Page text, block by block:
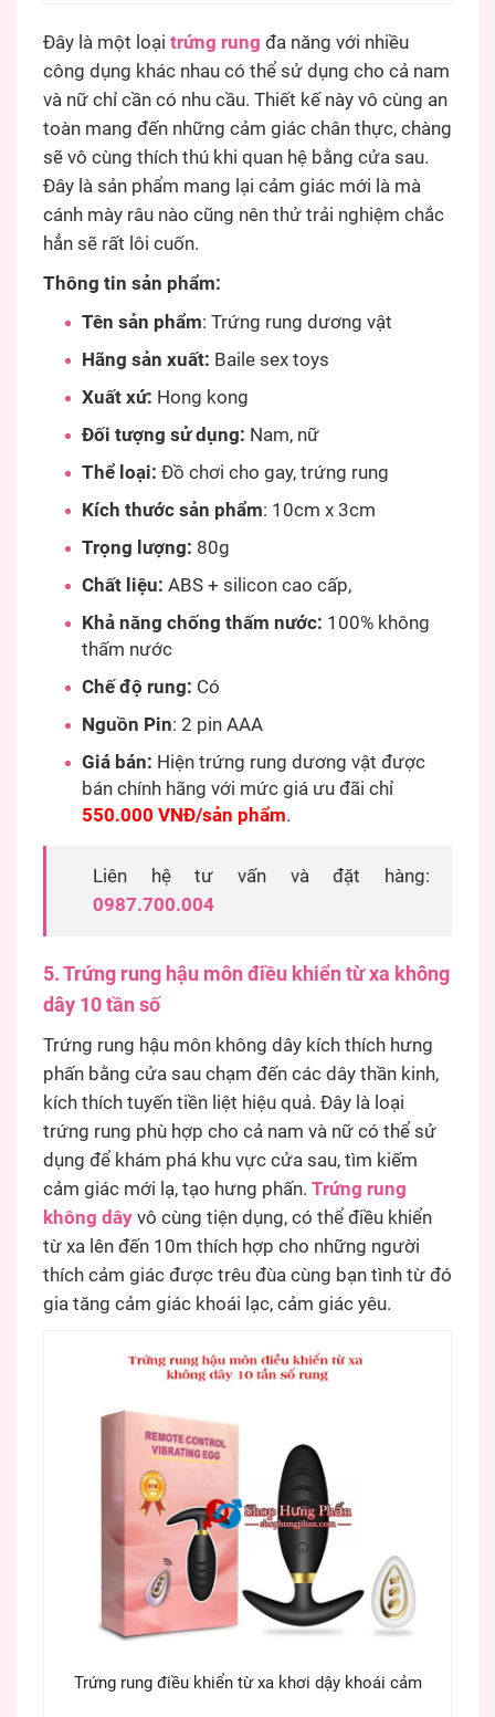
Đây là một loại trứng rung đa năng với nhiều
công dụng khác nhau có thể sử dụng cho cả nam
và nữ chỉ cần có nhu cầu. Thiết kế này vô cùng an
toàn mang đến những cảm giác chân thực, chàng
sẽ vô cùng thích thú khi quan hệ bằng cửa sau.
Đây là sản phẩm mang lại cảm giác mới là mà
cánh mày râu nào cũng nên thử trải nghiệm chắc
hẳn sẽ rất lôi cuốn.
Thông tin sản phẩm:
Tên sản phẩm: Trứng rung dương vật
Hãng sản xuất: Baile sex toys
Xuất xứ: Hong kong
Đối tượng sử dụng: Nam, nữ
Thể loại: Đồ chơi cho gay, trứng rung
Kích thước sản phẩm: 10cm x 3cm
Trọng lượng: 80g
Chất liệu: ABS + silicon cao cấp,
Khả năng chống thấm nước: 100% không
thấm nước
Chế độ rung: Có
Nguồn Pin: 2 pin AAA
Giá bán: Hiện trứng rung dương vật được
bán chính hãng với mức giá ưu đãi chỉ
550.000 VNĐ/sản phẩm.
Liên hệ tư vấn và đặt hàng:
0987.700.004
5. Trứng rung hậu môn điều khiển từ xa không
dây 10 tần số
Trứng rung hậu môn không dây kích thích hưng
phấn bằng cửa sau chạm đến các dây thần kinh,
kích thích tuyến tiền liệt hiệu quả. Đây là loại
trứng rung phù hợp cho cả nam và nữ có thể sử
dụng để khám phá khu vực cửa sau, tìm kiếm
cảm giác mới lạ, tạo hưng phấn. Trứng rung
không dây vô cùng tiện dụng, có thể điều khiển
từ xa lên đến 10m thích hợp cho những người
thích cảm giác được trêu đùa cùng bạn tình từ đó
gia tăng cảm giác khoái lạc, cảm giác yêu.
Trứng rung điều khiển từ xa khơi dậy khoái cảm